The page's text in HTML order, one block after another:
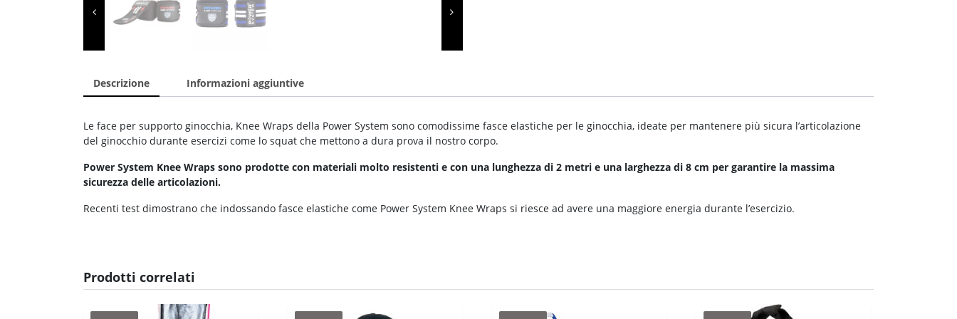
Descrizione Informazioni aggiuntive
Le face per supporto ginocchia, Knee Wraps della Power System sono comodissime fasce elastiche per le ginocchia, ideate per mantenere più sicura l’articolazione
del ginocchio durante esercizi come lo squat che mettono a dura prova il nostro corpo.
Power System Knee Wraps sono prodotte con materiali molto resistenti e con una lunghezza di 2 metri e una larghezza di 8 cm per garantire la massima
sicurezza delle articolazioni.
Recenti test dimostrano che indossando fasce elastiche come Power System Knee Wraps si riesce ad avere una maggiore energia durante l’esercizio.
Prodotti correlati